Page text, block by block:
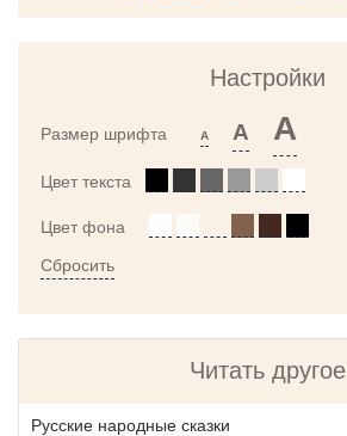
Настройки
Размер шрифта A A A
Цвет текста
Цвет фона
Сбросить
Читать другое
Русские народные сказки